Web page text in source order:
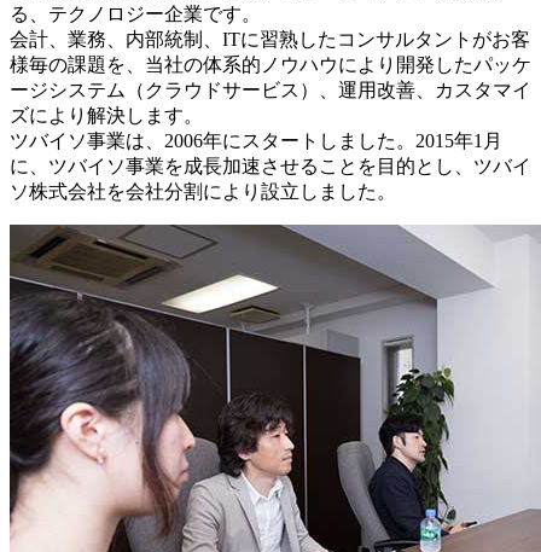
る、テクノロジー企業です。
会計、業務、内部統制、ITに習熟したコンサルタントがお客
様毎の課題を、当社の体系的ノウハウにより開発したパッケ
ージシステム（クラウドサービス）、運用改善、カスタマイ
ズにより解決します。
ツバイソ事業は、2006年にスタートしました。2015年1月
に、ツバイソ事業を成長加速させることを目的とし、ツバイ
ソ株式会社を会社分割により設立しました。